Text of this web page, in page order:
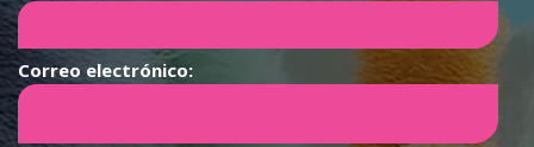
Correo electrónico: